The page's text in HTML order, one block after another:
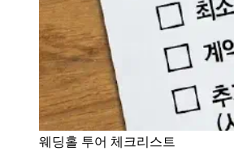
웨딩홀 투어 체크리스트